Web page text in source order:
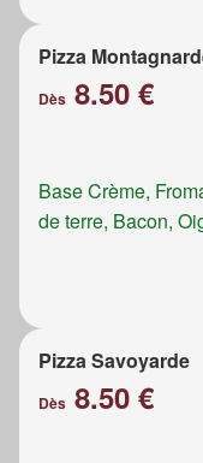
Pizza
Dès 8.50 €
Base Crème,
de terre, Bacon,
Pizza Savoyarde
Dès 8.50 €